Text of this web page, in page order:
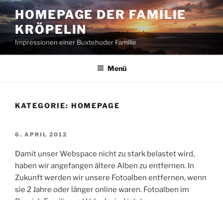
Zum
Inhalt
springen
HOMEPAGE DER FAMILIE
KRÖPELIN
Impressionen einer Buxtehuder Familie
Menü
KATEGORIE: HOMEPAGE
VERÖFFENTLICHT
6. APRIL 2012
Damit unser Webspace nicht zu stark belastet wird,
haben wir angefangen ältere Alben zu entfernen. In
Zukunft werden wir unsere Fotoalben entfernen, wenn
sie 2 Jahre oder länger online waren. Fotoalben im